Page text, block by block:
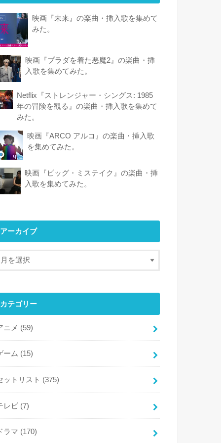
映画『未来』の楽曲・挿入歌を集めて
みた。
映画『プラダを着た悪魔2』の楽曲・挿
入歌を集めてみた。
Netflix『ストレンジャー・シングス: 1985
年の冒険 を観 る』の楽曲・挿入歌を集めて
みた。
映画『ARCO アルコ』の楽曲・挿入歌
を集めてみた。
映画『ビッグ・ミステイク』の楽曲・挿
入歌を集めてみた。
アーカイブ
カテゴリー
ニメ (59)
ーム (15)
ットリスト (375)
レビ (7)
ラマ (170)